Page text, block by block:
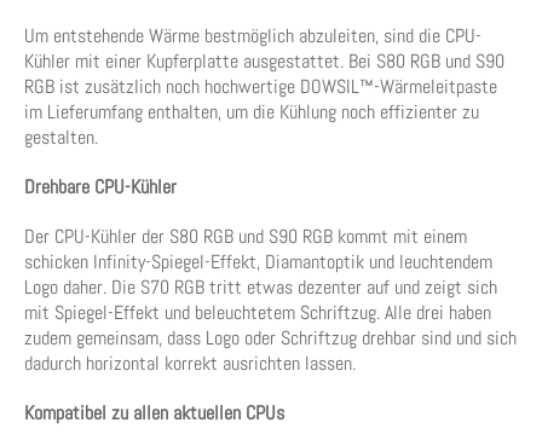
Um entstehende Wärme bestmöglich abzuleiten, sind die CPU-
Kühler mit einer Kupferplatte ausgestattet. Bei S80 RGB und S90
RGB ist zusätzlich noch hochwertige DOWSIL™-Wärmeleitpaste
im Lieferumfang enthalten, um die Kühlung noch effizienter zu
gestalten.
Drehbare CPU-Kühler
Der CPU-Kühler der S80 RGB und S90 RGB kommt mit einem
schicken Infinity-Spiegel-Effekt, Diamantoptik und leuchtendem
Logo daher. Die S70 RGB tritt etwas dezenter auf und zeigt sich
mit Spiegel-Effekt und beleuchtetem Schriftzug. Alle drei haben
zudem gemeinsam, dass Logo oder Schriftzug drehbar sind und sich
dadurch horizontal korrekt ausrichten lassen.
Kompatibel zu allen aktuellen CPUs